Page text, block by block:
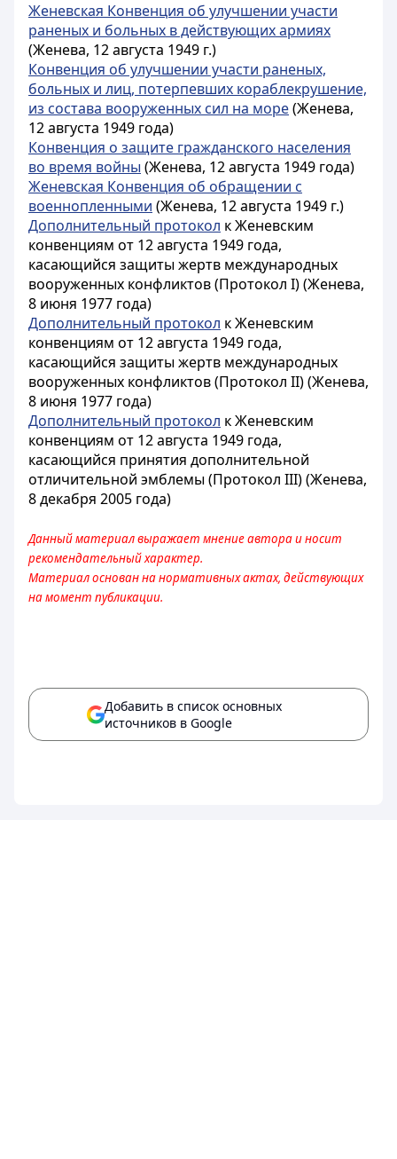
Женевская Конвенция об улучшении участи
раненых и больных в действующих армиях
(Женева, 12 августа 1949 г.)
Конвенция об улучшении участи раненых,
больных и лиц, потерпевших кораблекрушение,
из состава вооруженных сил на море(Женева,
12 августа 1949 года)
Конвенция о защите гражданского населения
во время войны (Женева, 12 августа 1949 года)
Женевская Конвенция об обращении с
военнопленными (Женева, 12 августа 1949 г.)
Дополнительный протокол к Женевским
конвенциям от 12 августа 1949 года,
касающийся защиты жертв международных
вооруженных конфликтов (Протокол I) (Женева,
8 июня 1977 года)
Дополнительный протокол к Женевским
конвенциям от 12 августа 1949 года,
касающийся защиты жертв международных
вооруженных конфликтов (Протокол II) (Женева,
8 июня 1977 года)
Дополнительный протокол к Женевским
конвенциям от 12 августа 1949 года,
касающийся принятия дополнительной
отличительной эмблемы (Протокол III) (Женева,
8 декабря 2005 года)
Данный материал выражает мнение автора и носит
рекомендательный характер.
Материал основан на нормативных актах, действующих
на момент публикации.
Добавить в список основных
источников в Google